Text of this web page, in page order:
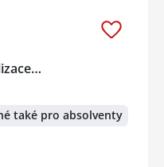
také pro absolventy